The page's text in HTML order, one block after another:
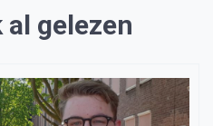
gelezen